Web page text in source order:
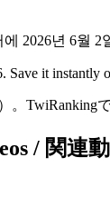
2026년 6월 2
. Save it instantly
。TwiRanking
/ 関連